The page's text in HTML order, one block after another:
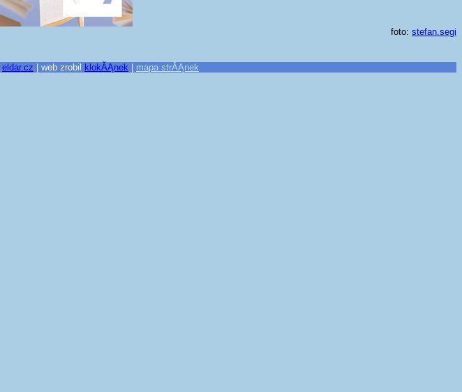
foto: stefan.segi
eldar.cz | web zrobil klokĂĄnek mapa strĂĄnek